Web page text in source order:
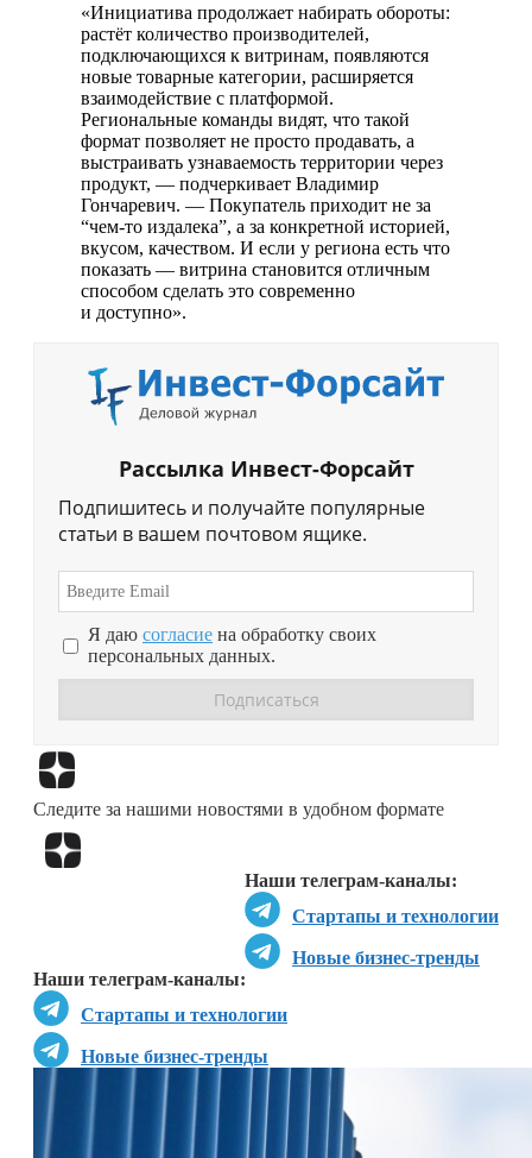
«Инициатива продолжает набирать обороты:
растёт количество производителей,
подключающихся к витринам, появляются
новые товарные категории, расширяется
взаимодействие с платформой.
Региональные команды видят, что такой
формат позволяет не просто продавать, а
выстраивать узнаваемость территории через
продукт, — подчеркивает Владимир
Гончаревич. — Покупатель приходит не за
“чем-то издалека”, а за конкретной историей,
вкусом, качеством. И если у региона есть что
показать — витрина становится отличным
способом сделать это современно
и доступно».
Рассылка Инвест-Форсайт
Подпишитесь и получайте популярные
статьи в вашем почтовом ящике.
Я даю согласие на обработку своих
персональных данных.
Следите за нашими новостями в удобном формате
Наши телеграм-каналы:
Стартапы и технологии
Новые бизнес-тренды
Наши телеграм-каналы:
Стартапы и технологии
Новые бизнес-тренды